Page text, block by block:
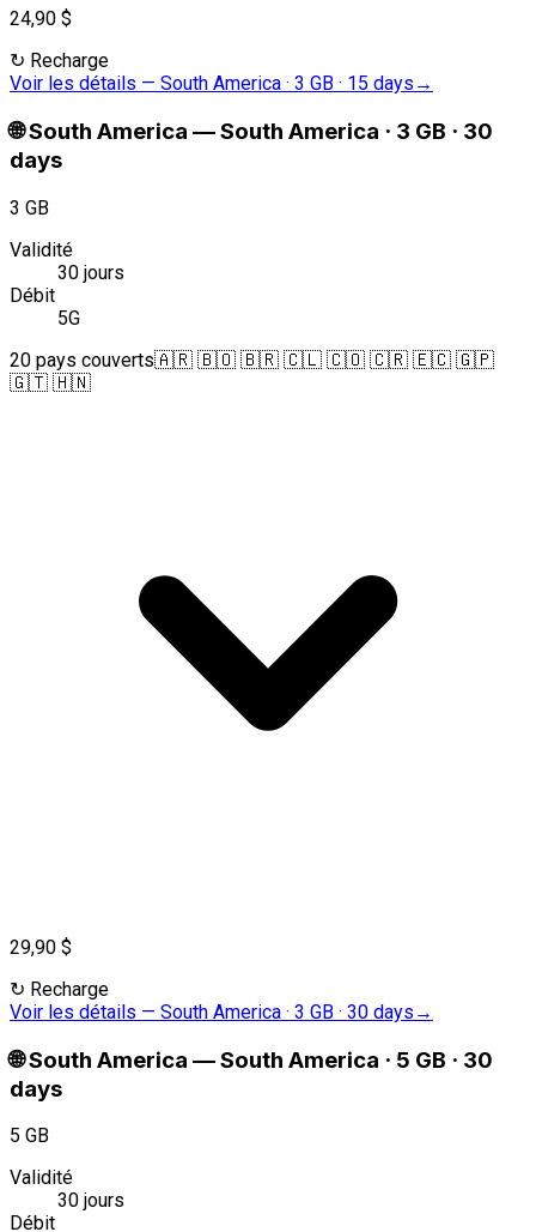
24,90 $
↻ Recharge
Voir les détails — South America · 3 GB · 15 days →
🌐South America —South America · 3 GB · 30
days
3 GB
Validité
30 jours
Débit
5G
20 pays couverts🇦🇷 🇧🇴 🇧🇷 🇨🇱 🇨🇴 🇨🇷 🇪🇨 🇬🇵
🇬🇹 🇭🇳
29,90 $
↻ Recharge
Voir les détails — South America · 3 GB · 30 days →
🌐South America —South America · 5 GB · 30
days
5 GB
Validité
30 jours
Débit